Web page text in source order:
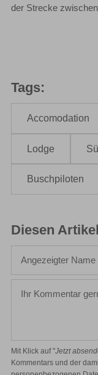
der Strecke
Tags
Accomodation
Lodge
Buschpiloten
Diesen
Mit Klick auf "Jetzt
Kommentars und der